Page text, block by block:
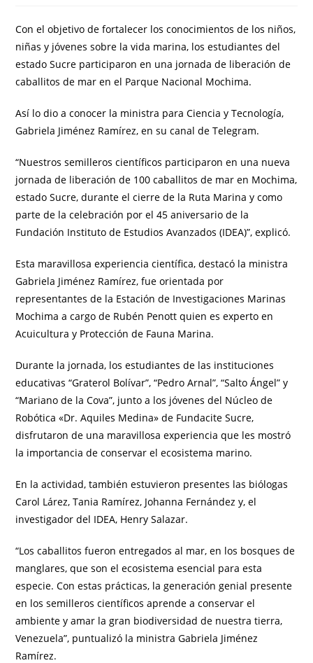
Con el objetivo de fortalecer los conocimientos de los niños,
niñas y jóvenes sobre la vida marina, los estudiantes del
estado Sucre participaron en una jornada de liberación de
caballitos de mar en el Parque Nacional Mochima.
Así lo dio a conocer la ministra para Ciencia y Tecnología,
Gabriela Jiménez Ramírez, en su canal de Telegram.
“Nuestros semilleros científicos participaron en una nueva
jornada de liberación de 100 caballitos de mar en Mochima,
estado Sucre, durante el cierre de la Ruta Marina y como
parte de la celebración por el 45 aniversario de la
Fundación Instituto de Estudios Avanzados (IDEA)”, explicó.
Esta maravillosa experiencia científica, destacó la ministra
Gabriela Jiménez Ramírez, fue orientada por
representantes de la Estación de Investigaciones Marinas
Mochima a cargo de Rubén Penott quien es experto en
Acuicultura y Protección de Fauna Marina.
Durante la jornada, los estudiantes de las instituciones
educativas “Graterol Bolívar”, “Pedro Arnal”, “Salto Ángel” y
“Mariano de la Cova”, junto a los jóvenes del Núcleo de
Robótica «Dr. Aquiles Medina» de Fundacite Sucre,
disfrutaron de una maravillosa experiencia que les mostró
la importancia de conservar el ecosistema marino.
En la actividad, también estuvieron presentes las biólogas
Carol Lárez, Tania Ramírez, Johanna Fernández y, el
investigador del IDEA, Henry Salazar.
“Los caballitos fueron entregados al mar, en los bosques de
manglares, que son el ecosistema esencial para esta
especie. Con estas prácticas, la generación genial presente
en los semilleros científicos aprende a conservar el
ambiente y amar la gran biodiversidad de nuestra tierra,
Venezuela”, puntualizó la ministra Gabriela Jiménez
Ramírez.